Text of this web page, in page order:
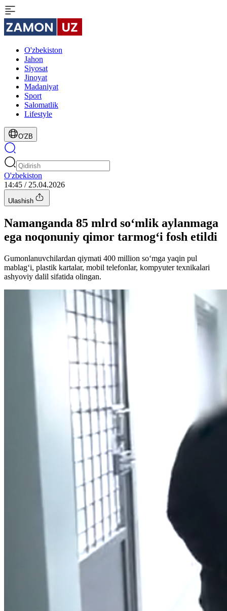
O'zbekiston
Jahon
Siyosat
Jinoyat
Madaniyat
Sport
Salomatlik
Lifestyle
O'ZB
O'zbekiston
14:45 / 25.04.2026
Ulashish
Namanganda 85 mlrd so‘mlik aylanmaga
ega noqonuniy qimor tarmog‘i fosh etildi
Gumonlanuvchilardan qiymati 400 million so‘mga yaqin pul
mablag‘i, plastik kartalar, mobil telefonlar, kompyuter texnikalari
ashyoviy dalil sifatida olingan.